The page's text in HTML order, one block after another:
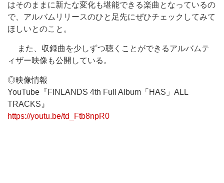
はそのままに新たな変化も堪能できる楽曲となっているの
で、アルバムリリースのひと足先にぜひチェックしてみて
ほしいとのこと。
また、収録曲を少しずつ聴くことができるアルバムテ
ィザー映像も公開している。
◎映像情報
YouTube『FINLANDS 4th Full Album「HAS」ALL
TRACKS』
https://youtu.be/td_Ftb8npR0